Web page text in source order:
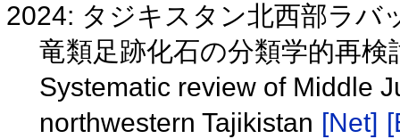
2024: タジキスタン北西部ラバ
竜類足跡化石の分類学的再
Systematic review of Middle
northwestern Tajikistan [Net]